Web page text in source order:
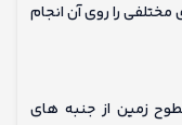
را روی آن انجام
زمین از جنبه های